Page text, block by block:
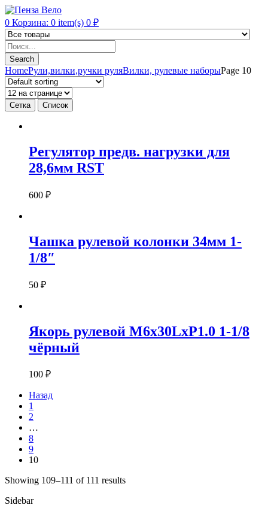
0 Корзина: 0 item(s) 0 ₽
Products
search
Search
HomeРули,вилки,ручки руляВилки, рулевые наборыPage 10
Сетка Список
Регулятор предв. нагрузки для
28,6мм RST
600 ₽
Чашка рулевой колонки 34мм 1-
1/8″
50 ₽
Якорь рулевой M6x30LxP1.0 1-1/8
чёрный
100 ₽
Назад
1
2
…
8
9
10
Showing 109–111 of 111 results
Sidebar